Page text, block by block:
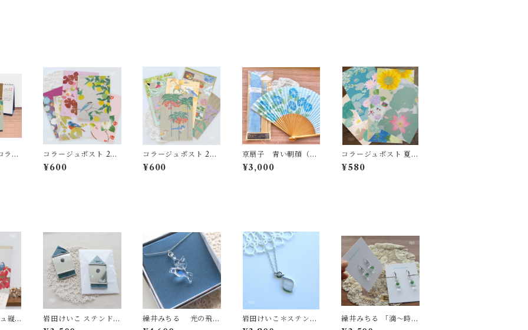
ラー
コラージュポスト 202
7年 草花添装 5枚Set
¥600
コラージュポスト 202
7年カレンダー 5枚Set
¥600
京扇子 青い朝顔（袋
セット）送料無料
¥3,000
コラージュポスト 夏の
5枚セット
¥580
縦
岩田けいこ ステンドグ
ラス ウォールアクセサ
繰井みちる 光の飛翔
オパール プチネックレ
岩田けいこ＊ステンド
グラスネックレス- 乳
繰井みちる 「滴～時の
色～」 グリーン